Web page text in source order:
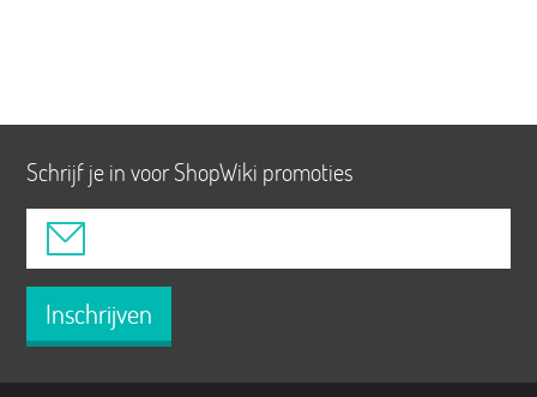
Schrijf je in voor ShopWiki promoties
Inschrijven